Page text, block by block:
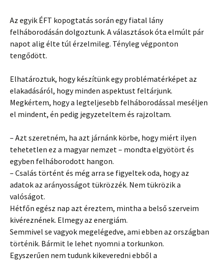
Az egyik ÉFT kopogtatás során egy fiatal lány
felháborodásán dolgoztunk. A választások óta elmúlt pár
napot alig élte túl érzelmileg. Tényleg végponton
tengődött.
Elhatároztuk, hogy készítünk egy problématérképet az
elakadásáról, hogy minden aspektust feltárjunk.
Megkértem, hogy a legteljesebb felháborodással meséljen
el mindent, én pedig jegyzeteltem és rajzoltam.
– Azt szeretném, ha azt járnánk körbe, hogy miért ilyen
tehetetlen ez a magyar nemzet – mondta elgyötört és
egyben felháborodott hangon.
– Csalás történt és még arra se figyeltek oda, hogy az
adatok az arányosságot tükrözzék. Nem tükrözik a
valóságot.
Hétfőn egész nap azt éreztem, mintha a belső szerveim
kivéreznének. Elmegy az energiám.
Semmivel se vagyok megelégedve, ami ebben az országban
történik. Bármit le lehet nyomni a torkunkon.
Egyszerűen nem tudunk kikeveredni ebből a